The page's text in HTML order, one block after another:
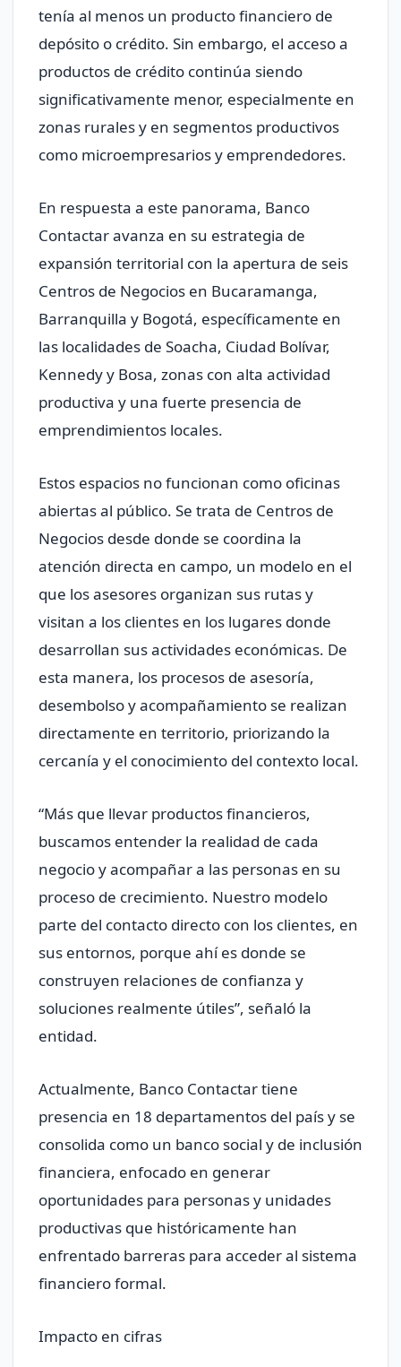
tenía al menos un producto financiero de
depósito o crédito. Sin embargo, el acceso a
productos de crédito continúa siendo
significativamente menor, especialmente en
zonas rurales y en segmentos productivos
como microempresarios y emprendedores.
En respuesta a este panorama, Banco
Contactar avanza en su estrategia de
expansión territorial con la apertura de seis
Centros de Negocios en Bucaramanga,
Barranquilla y Bogotá, específicamente en
las localidades de Soacha, Ciudad Bolívar,
Kennedy y Bosa, zonas con alta actividad
productiva y una fuerte presencia de
emprendimientos locales.
Estos espacios no funcionan como oficinas
abiertas al público. Se trata de Centros de
Negocios desde donde se coordina la
atención directa en campo, un modelo en el
que los asesores organizan sus rutas y
visitan a los clientes en los lugares donde
desarrollan sus actividades económicas. De
esta manera, los procesos de asesoría,
desembolso y acompañamiento se realizan
directamente en territorio, priorizando la
cercanía y el conocimiento del contexto local.
“Más que llevar productos financieros,
buscamos entender la realidad de cada
negocio y acompañar a las personas en su
proceso de crecimiento. Nuestro modelo
parte del contacto directo con los clientes, en
sus entornos, porque ahí es donde se
construyen relaciones de confianza y
soluciones realmente útiles”, señaló la
entidad.
Actualmente, Banco Contactar tiene
presencia en 18 departamentos del país y se
consolida como un banco social y de inclusión
financiera, enfocado en generar
oportunidades para personas y unidades
productivas que históricamente han
enfrentado barreras para acceder al sistema
financiero formal.
Impacto en cifras